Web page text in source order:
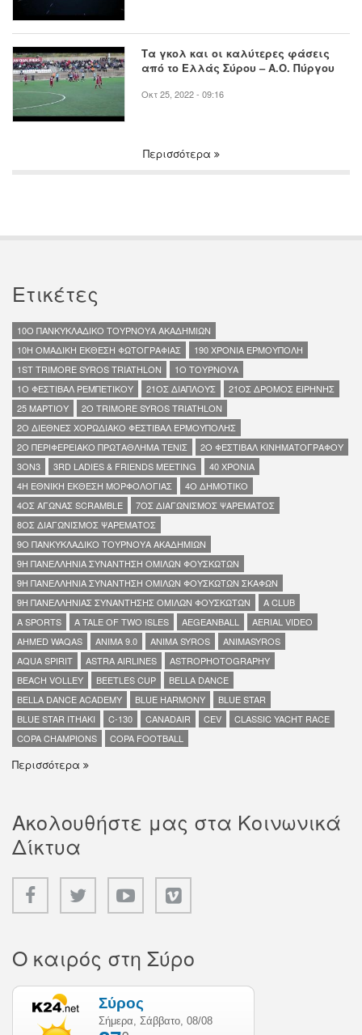
Τα γκολ και οι καλύτερες φάσεις
από το Ελλάς Σύρου – Α.Ο. Πύργου
Οκτ 25, 2022 - 09:16
Περισσότερα
Ετικέτες
10O ΠΑΝΚΥΚΛΑΔΙΚΟ ΤΟΥΡΝΟΥΑ ΑΚΑΔΗΜΙΩΝ
10Η ΟΜΑΔΙΚΗ ΕΚΘΕΣΗ ΦΩΤΟΓΡΑΦΙΑΣ
190 ΧΡΟΝΙΑ ΕΡΜΟΥΠΟΛΗ
1ST TRIMORE SYROS TRIATHLON
1Ο ΤΟΥΡΝΟΥΑ
1Ο ΦΕΣΤΙΒΑΛ ΡΕΜΠΕΤΙΚΟΥ
21ΟΣ ΔΙΑΠΛΟΥΣ
21ΟΣ ΔΡΟΜΟΣ ΕΙΡΗΝΗΣ
25 ΜΑΡΤΙΟΥ
2Ο TRIMORE SYROS TRIATHLON
2Ο ΔΙΕΘΝΕΣ ΧΟΡΩΔΙΑΚΟ ΦΕΣΤΙΒΑΛ ΕΡΜΟΥΠΟΛΗΣ
2Ο ΠΕΡΙΦΕΡΕΙΑΚΟ ΠΡΩΤΑΘΛΗΜΑ ΤΕΝΙΣ
2Ο ΦΕΣΤΙΒΑΛ ΚΙΝΗΜΑΤΟΓΡΑΦΟΥ
3ON3
3RD LADIES & FRIENDS MEETING
40 ΧΡΟΝΙΑ
4Η ΕΘΝΙΚΗ ΕΚΘΕΣΗ ΜΟΡΦΟΛΟΓΙΑΣ
4Ο ΔΗΜΟΤΙΚΟ
4ΟΣ ΑΓΩΝΑΣ SCRAMBLE
7ΟΣ ΔΙΑΓΩΝΙΣΜΟΣ ΨΑΡΕΜΑΤΟΣ
8ΟΣ ΔΙΑΓΩΝΙΣΜΟΣ ΨΑΡΕΜΑΤΟΣ
9O ΠΑΝΚΥΚΛΑΔΙΚΟ ΤΟΥΡΝΟΥΑ ΑΚΑΔΗΜΙΩΝ
9Η ΠΑΝΕΛΛΗΝΙΑ ΣΥΝΑΝΤΗΣΗ ΟΜΙΛΩΝ ΦΟΥΣΚΩΤΩΝ
9Η ΠΑΝΕΛΛΗΝΙΑ ΣΥΝΑΝΤΗΣΗ ΟΜΙΛΩΝ ΦΟΥΣΚΩΤΩΝ ΣΚΑΦΩΝ
9Η ΠΑΝΕΛΛΗΝΙΑΣ ΣΥΝΑΝΤΗΣΗΣ ΟΜΙΛΩΝ ΦΟΥΣΚΩΤΩΝ
A CLUB
A SPORTS
A TALE OF TWO ISLES AEGEANBALL
AERIAL VIDEO
AHMED WAQAS
ANIMA 9.0 ANIMA SYROS
ANIΜΑSYROS
AQUA SPIRIT
ASTRA AIRLINES
ASTROPHOTOGRAPHY
BEACH VOLLEY
BEETLES CUP
BELLA DANCE
BELLA DANCE ACADEMY
BLUE HARMONY
BLUE STAR
BLUE STAR ITHAKI
C-130 CANADAIR CEV
CLASSIC YACHT RACE
COPA CHAMPIONS
COPA FOOTBALL
Περισσότερα
Ακολουθήστε μας στα Κοινωνικά
Δίκτυα
Ο καιρός στη Σύρο